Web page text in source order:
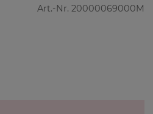
Art.-Nr. 20000069000M